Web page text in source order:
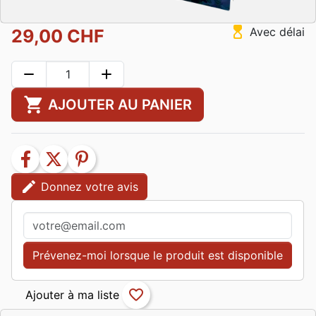
29,00 CHF hourglass_top Avec délai
remove add
shopping_cart AJOUTER AU PANIER
facebook twitter
pinterest
edit Donnez votre avis
Prévenez-moi lorsque le produit est disponible
favorite_border